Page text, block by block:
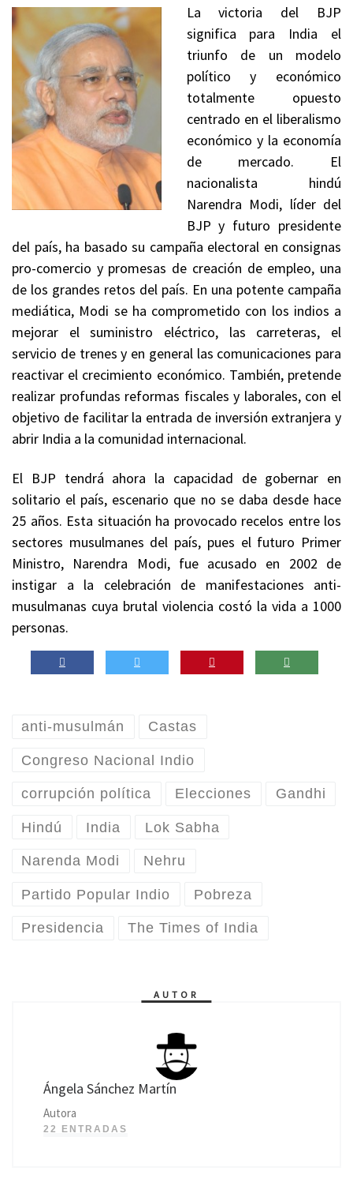
La victoria del BJP
significa para India el
triunfo de un modelo
político y económico
totalmente opuesto
centrado en el liberalismo
económico y la economía
de mercado. El
nacionalista hindú
Narendra Modi, líder del
BJP y futuro presidente
del país, ha basado su campaña electoral en consignas
pro-comercio y promesas de creación de empleo, una
de los grandes retos del país. En una potente campaña
mediática, Modi se ha comprometido con los indios a
mejorar el suministro eléctrico, las carreteras, el
servicio de trenes y en general las comunicaciones para
reactivar el crecimiento económico. También, pretende
realizar profundas reformas fiscales y laborales, con el
objetivo de facilitar la entrada de inversión extranjera y
abrir India a la comunidad internacional.
El BJP tendrá ahora la capacidad de gobernar en
solitario el país, escenario que no se daba desde hace
25 años. Esta situación ha provocado recelos entre los
sectores musulmanes del país, pues el futuro Primer
Ministro, Narendra Modi, fue acusado en 2002 de
instigar a la celebración de manifestaciones anti-
musulmanas cuya brutal violencia costó la vida a 1000
personas.
anti-musulmán Castas
Congreso Nacional Indio
corrupción política Elecciones Gandhi
Hindú India Lok Sabha
Narenda Modi Nehru
Partido Popular Indio Pobreza
Presidencia The Times of India
AUTOR
Ángela Sánchez Martín
Autora
22 ENTRADAS